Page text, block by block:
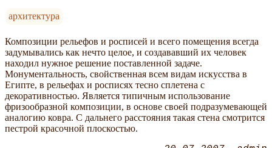
архитектура
Композиции рельефов и росписей и всего помещения всегда
задумывались как нечто целое, и создававший их человек
находил нужное решение поставленной задаче.
Монументальность, свойственная всем видам искусства в
Египте, в рельефах и росписях тесно сплетена с
декоративностью. Является типичным использование
фризообразной композиции, в основе своей подразумевающей
аналогию ковра. С дальнего расстояния такая стена смотрится
пестрой красочной плоскостью.